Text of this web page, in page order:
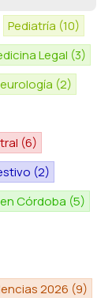
Pediatría (10)
Legal (3)
(2)
(6)
(2)
Córdoba (5)
2026 (9)